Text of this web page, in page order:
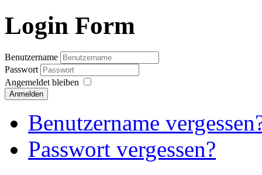
Login Form
Benutzername
Passwort
Angemeldet bleiben
Anmelden
Benutzername
Passwort vergessen?